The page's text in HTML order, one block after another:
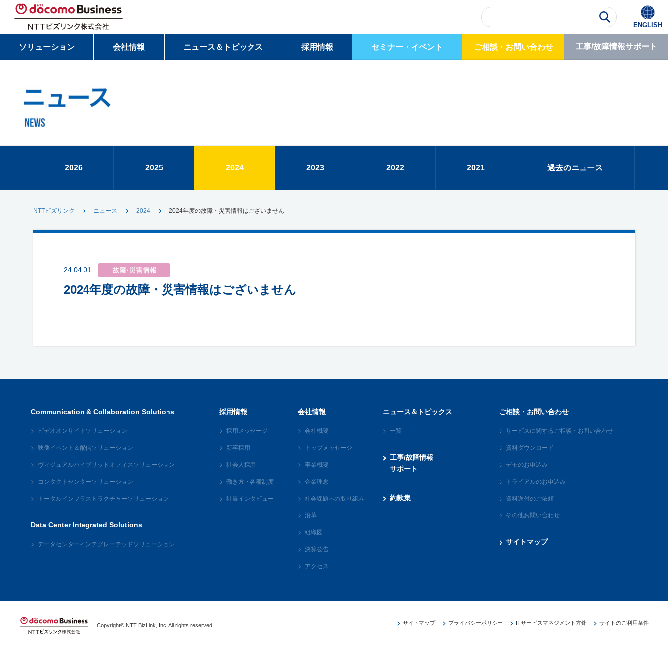
ENGLISH
ソリューション 会社情報 ニュース＆トピックス 採用情報 セミナー・イベント ご相談・ お問い合わせ 工事/故障情報サポート
2026 2025 2024 2023 2022 2021 過去のニュース
NTTビズリンク ニュース 2024 2024年度の故障・災害情報はございません
24.04.01
2024年度の故障・災害情報はございません
Communication & Collaboration Solutions
ビデオオンサイトソリューション
映像イベント＆配信ソリューション
ヴィジュアルハイブリッドオフィスソリューション
コンタクトセンターソリューション
トータルインフラストラクチャーソリューション
Data Center Integrated Solutions
データセンターインテグレーテッドソリューション
採用情報
採用メッセージ
新卒採用
社会人採用
働き方・各種制度
社員インタビュー
会社情報
会社概要
トップメッセージ
事業概要
企業理念
社会課題への取り組み
沿革
組織図
決算公告
アクセス
ニュース＆トピックス
一覧
工事/故障情報
サポート
約款集
ご相談・お問い合わせ
サービスに関するご相談・お問い合わせ
資料ダウンロード
デモのお申込み
トライアルのお申込み
資料送付のご依頼
その他お問い合わせ
サイトマップ
サイトマップ プライバシーポリシー ITサービスマネジメント方針 サイトのご利用条件
Copyright© NTT BizLink, Inc. All rights reserved.